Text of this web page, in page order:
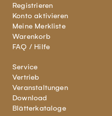
Registrieren
Konto aktivieren
Meine Merkliste
Warenkorb
FAQ / Hilfe
Service
Vertrieb
Veranstaltungen
Download
Blätterkataloge